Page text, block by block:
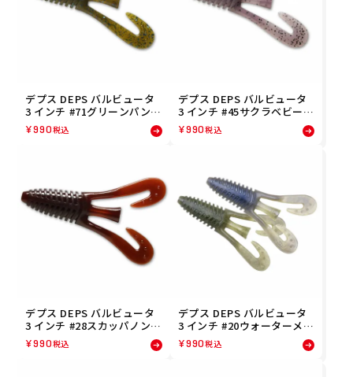
デプス DEPS バルビュータ
3 インチ #71グリーンパンプ
キン/ブルーフレーク BARB
UTE 3 inch フィッシング 釣
¥990税込
デプス DEPS バルビュータ
3 インチ #45サクラベビー B
ARBUTE 3 inch フィッシン
グ 釣り ルアー 4544565638
¥990税込
デプス DEPS バルビュータ
3 インチ #28スカッパノン B
ARBUTE 3 inch フィッシン
グ 釣り ルアー 4544565638
¥990税込
デプス DEPS バルビュータ
3 インチ #20ウォーターメロ
ンプロブルー BARBUTE 3 i
nch フィッシング 釣り ルア
¥990税込